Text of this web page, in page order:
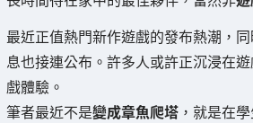
最近正值熱門新作遊戲的發布熱潮，
息也接連公布。許多人或許正沉浸在
戲體驗。
筆者最近不是變成章魚爬塔 ，就是在